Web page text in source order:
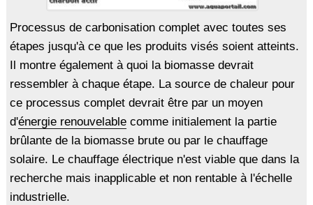
Processus de carbonisation complet avec toutes ses
étapes jusqu'à ce que les produits visés soient atteints.
Il montre également à quoi la biomasse devrait
ressembler à chaque étape. La source de chaleur pour
ce processus complet devrait être par un moyen
d'énergie renouvelablecomme initialement la partie
brûlante de la biomasse brute ou par le chauffage
solaire. Le chauffage électrique n'est viable que dans la
recherche mais inapplicable et non rentable à l'échelle
industrielle.